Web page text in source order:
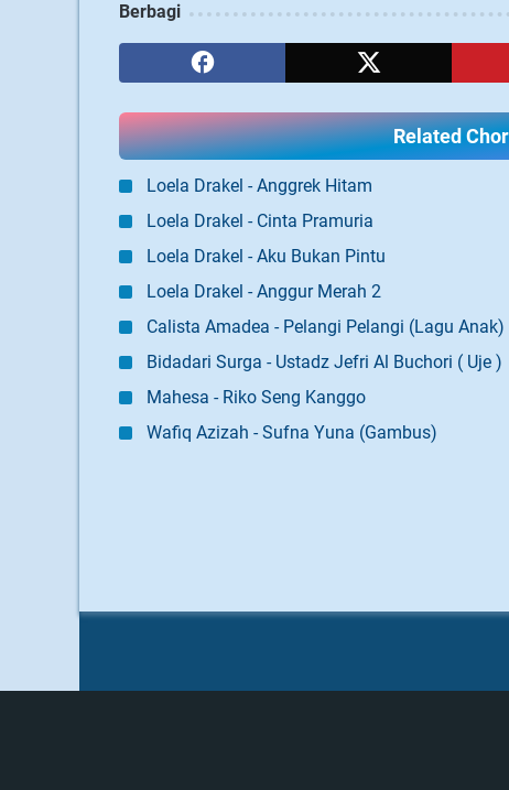
Berbagi
Related
Loela Drakel - Anggrek Hitam
Loela Drakel - Cinta Pramuria
Loela Drakel - Aku Bukan Pintu
Loela Drakel - Anggur Merah 2
Calista Amadea - Pelangi Pelangi (Lagu Anak)
Bidadari Surga - Ustadz Jefri Al Buchori ( Uje )
Mahesa - Riko Seng Kanggo
Wafiq Azizah - Sufna Yuna (Gambus)